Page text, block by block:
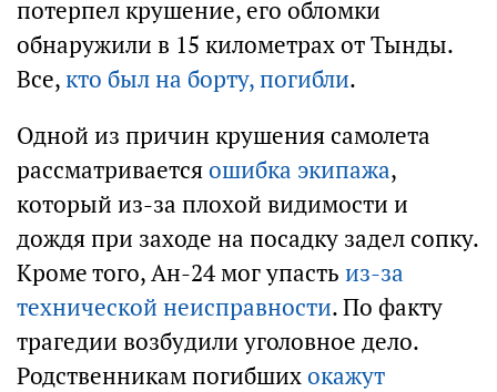
потерпел крушение, его обломки
обнаружили в 15 километрах от Тынды.
Все,кто был на борту, погибли.
Одной из причин крушения самолета
рассматриваетсяошибка экипажа,
который из-за плохой видимости и
дождя при заходе на посадку задел сопку.
Кроме того, Ан-24 мог упасть из-за
технической неисправности. По факту
трагедии возбудили уголовное дело.
Родственникам погибшихокажут